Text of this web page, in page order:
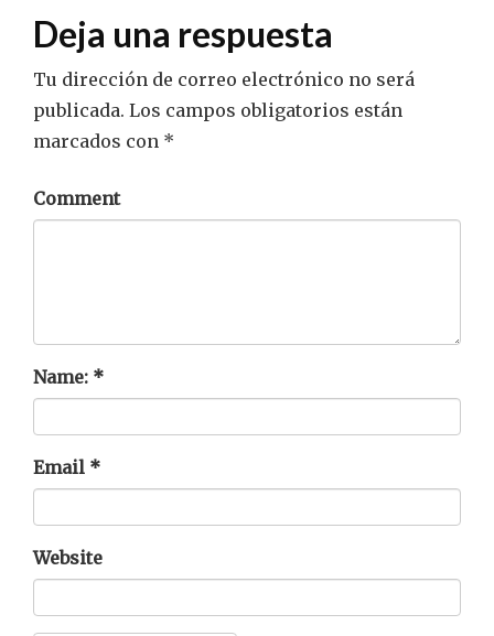
Deja una respuesta
Tu dirección de correo electrónico no será
publicada. Los campos obligatorios están
marcados con *
Comment
Name: *
Email *
Website